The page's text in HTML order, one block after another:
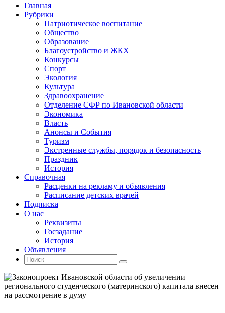
Промотать
содержимому
Главная
Рубрики
Патриотическое воспитание
Общество
Образование
Благоустройство и ЖКХ
Конкурсы
Спорт
Экология
Культура
Здравоохранение
Отделение СФР по Ивановской области
Экономика
Власть
Анонсы и События
Туризм
Экстренные службы, порядок и безопасность
Праздник
История
Справочная
Расценки на рекламу и объявления
Расписание детских врачей
Подписка
О нас
Реквизиты
Госзадание
История
Объявления
Поиск
Искать:
Поиск